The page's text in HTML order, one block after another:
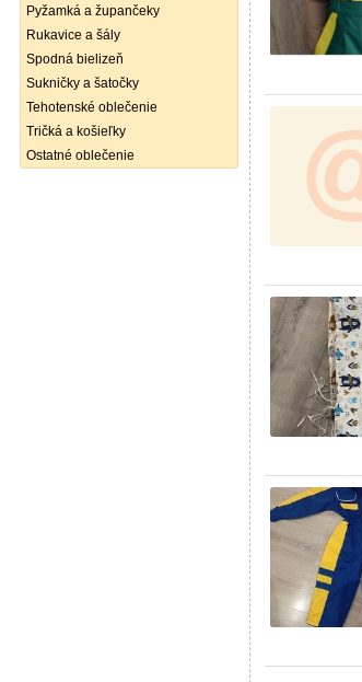
Pyžamká a župančeky
Rukavice a šály
Spodná bielizeň
Sukničky a šatočky
Tehotenské oblečenie
Tričká a košieľky
Ostatné oblečenie